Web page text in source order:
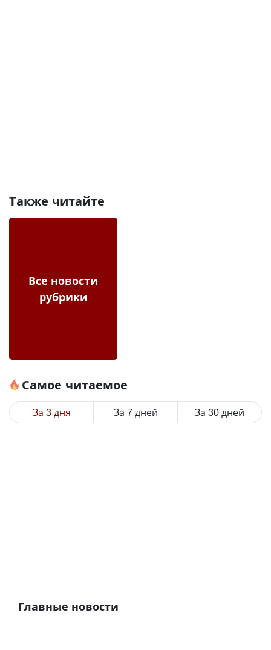
Также читайте
Все новости
рубрики
Самое читаемое
За 3 дня За 7 дней За 30 дней
Главные новости